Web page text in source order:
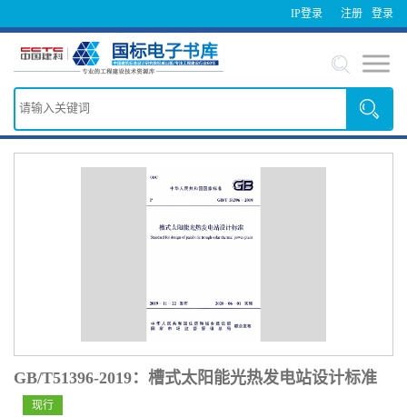
IP登录 登录
注册
GB/T51396-2019：槽式太阳能光热发电站设计标准
现行